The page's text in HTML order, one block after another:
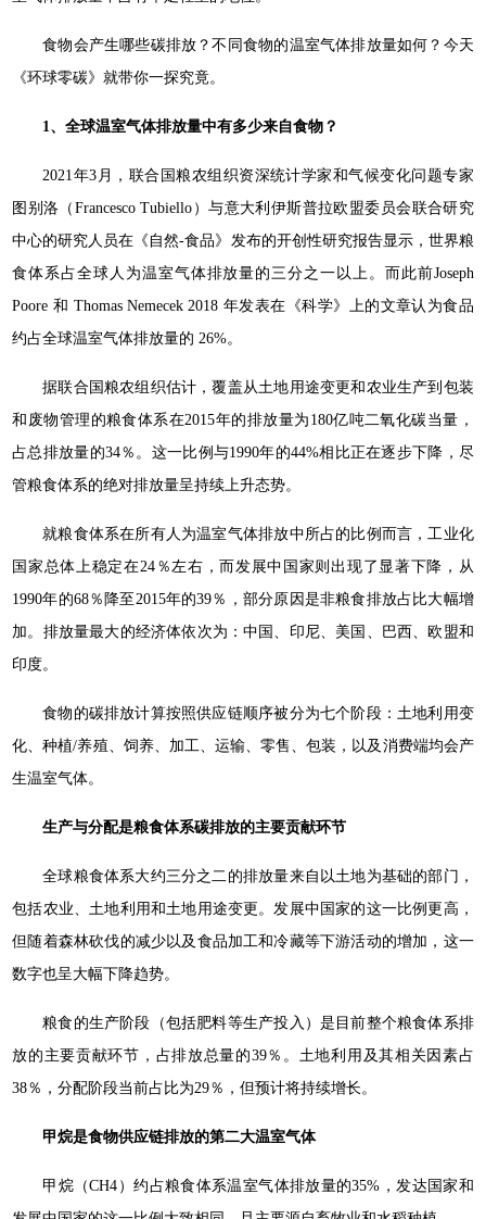
食物会产生哪些碳排放？不同食物的温室气体排放量如何？今天
《环球零碳》就带你一探究竟。
1、全球温室气体排放量中有多少来自食物？
2021年3月，联合国粮农组织资深统计学家和气候变化问题专家
图别洛（Francesco Tubiello）与意大利伊斯普拉欧盟委员会联合研究
中心的研究人员在《自然-食品》发布的开创性研究报告显示，世界粮
食体系占全球人为温室气体排放量的三分之一以上。而此前Joseph
Poore 和 Thomas Nemecek 2018 年发表在《科学》上的文章认为食品
约占全球温室气体排放量的 26%。
据联合国粮农组织估计，覆盖从土地用途变更和农业生产到包装
和废物管理的粮食体系在2015年的排放量为180亿吨二氧化碳当量，
占总排放量的34％。这一比例与1990年的44%相比正在逐步下降，尽
管粮食体系的绝对排放量呈持续上升态势。
就粮食体系在所有人为温室气体排放中所占的比例而言，工业化
国家总体上稳定在24％左右，而发展中国家则出现了显著下降，从
1990年的68％降至2015年的39％，部分原因是非粮食排放占比大幅增
加。排放量最大的经济体依次为：中国、印尼、美国、巴西、欧盟和
印度。
食物的碳排放计算按照供应链顺序被分为七个阶段：土地利用变
化、种植/养殖、饲养、加工、运输、零售、包装，以及消费端均会产
生温室气体。
生产与分配是粮食体系碳排放的主要贡献环节
全球粮食体系大约三分之二的排放量来自以土地为基础的部门，
包括农业、土地利用和土地用途变更。发展中国家的这一比例更高，
但随着森林砍伐的减少以及食品加工和冷藏等下游活动的增加，这一
数字也呈大幅下降趋势。
粮食的生产阶段（包括肥料等生产投入）是目前整个粮食体系排
放的主要贡献环节，占排放总量的39％。土地利用及其相关因素占
38％，分配阶段当前占比为29％，但预计将持续增长。
甲烷是食物供应链排放的第二大温室气体
甲烷（CH4）约占粮食体系温室气体排放量的35%，发达国家和